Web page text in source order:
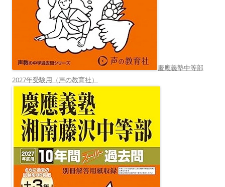
慶應義塾中等部
2027年受験用（声の教育社）